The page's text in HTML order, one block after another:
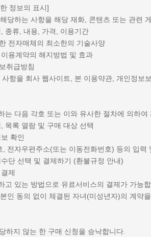
정보의 표시]
당하는 사항을 해당 재화, 콘텐츠 또는 관련
종류, 내용, 가격, 이용기간
전자매체의 최소한의 기술사양
용계약의 해지방법 및 효과
취급방침
항을 회사 웹사이트, 본 이용약관, 개인정보
는 다음 각호 또는 이와 유사한 절차에 의하여
록 열람 및 구매 대상 선택
확인
전자우편주소(또는 이동전화번호) 등의 입력
단 선택 및 결제하기 (환불규정 안내)
제
고 있는 방법으로 유료서비스의 결제가 가능
인 동의 없이 체결된 자녀(미성년자)의 계약
하지 않는 한 구매 신청을 승낙합니다.